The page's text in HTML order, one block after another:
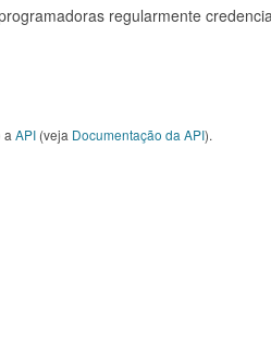
regularmente
a API (veja Documentação da API).